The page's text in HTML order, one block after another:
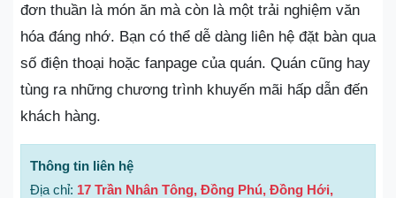
đơn thuần là món ăn mà còn là một trải nghiệm văn
hóa đáng nhớ. Bạn có thể dễ dàng liên hệ đặt bàn qua
số điện thoại hoặc fanpage của quán. Quán cũng hay
tùng ra những chương trình khuyến mãi hấp dẫn đến
khách hàng.
Thông tin liên hệ
Địa chỉ: 17 Trần Nhân Tông, Đồng Phú, Đồng Hới,